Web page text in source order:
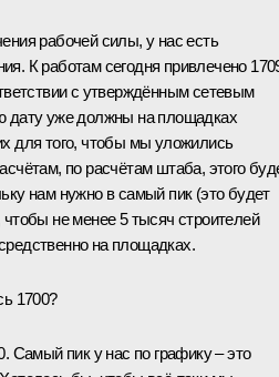
рабочей силы, у нас есть
К работам сегодня привлечено
с утверждённым сетевым
дату уже должны на площадках
для того, чтобы мы уложились
по расчётам штаба, этого
нам нужно в самый пик (это будет
не менее 5 тысяч строителей
на площадках.
1700?
Самый пик у нас по графику – это